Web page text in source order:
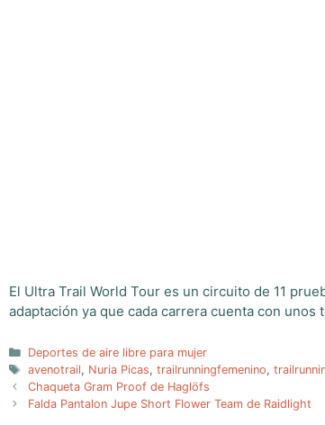
El Ultra Trail World Tour es un circuito de 11
adaptación ya que cada carrera cuenta con
Categorías
Deportes de aire libre para mujer
Etiquetas
avenotrail, Nuria Picas, trailrunningfemenino,
Chaqueta Gram Proof de Haglöfs
Falda Pantalon Jupe Short Flower Team de Raidlight